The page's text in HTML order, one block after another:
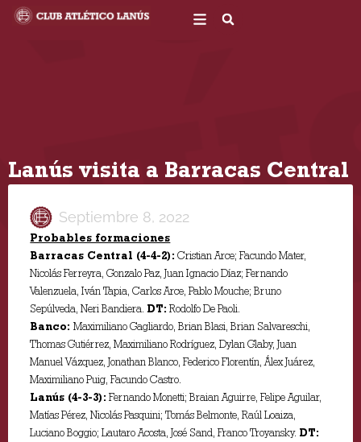
Lanús visita a Barracas Central
Septiembre 8, 2022
Probables formaciones
Barracas Central (4-4-2): Cristian Arce; Facundo Mater,
Nicolás Ferreyra, Gonzalo Paz, Juan Ignacio Díaz; Fernando
Valenzuela, Iván Tapia, Carlos Arce, Pablo Mouche; Bruno
Sepúlveda, Neri Bandiera. DT: Rodolfo De Paoli.
Banco:Maximiliano Gagliardo, Brian Blasi, Brian Salvareschi,
Thomas Gutiérrez, Maximiliano Rodríguez, Dylan Glaby, Juan
Manuel Vázquez, Jonathan Blanco, Federico Florentín, Álex Juárez,
Maximiliano Puig, Facundo Castro.
Lanús (4-3-3): Fernando Monetti; Braian Aguirre, Felipe Aguilar,
Matías Pérez, Nicolás Pasquini; Tomás Belmonte, Raúl Loaiza,
Luciano Boggio; Lautaro Acosta, José Sand, Franco Troyansky. DT: